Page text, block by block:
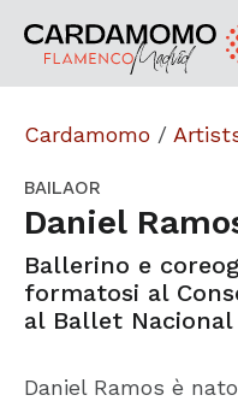
Cardamomo /
BAILAOR
Daniel
Ballerino e
formatosi al
al Ballet Nacional
Daniel Ramos è